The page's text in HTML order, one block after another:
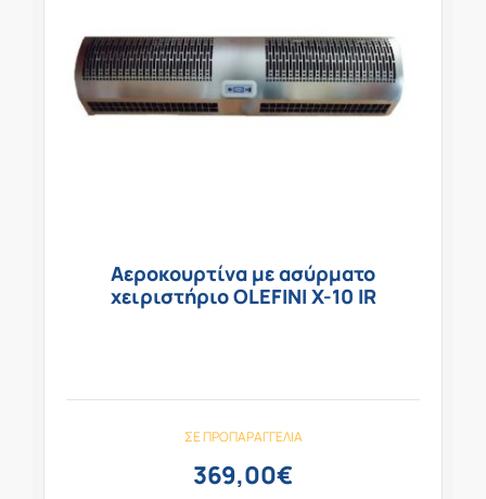
Αεροκουρτίνα με ασύρματο
χειριστήριο OLEFINI X-10 IR
ΣΕ ΠΡΟΠΑΡΑΓΓΕΛΊΑ
369,00€